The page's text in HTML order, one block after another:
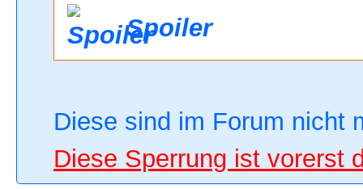
Spoiler
Diese sind im Forum nicht
Diese Sperrung ist vorerst